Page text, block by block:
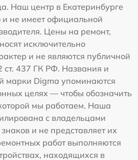
Наш центр в Екатеринбурге
и не имеет официальной
Цены на ремонт,
исключительно
и не являются публичной
ст. 437 ГК РФ. Названия и
марки Digma упоминаются
целях — чтобы обозначить
мы работаем. Наша
с владельцами
и не представляет их
работ выполняются
находящихся в